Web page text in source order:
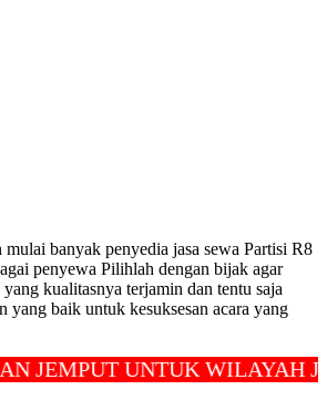
mulai banyak penyedia jasa sewa Partisi R8
penyewa Pilihlah dengan bijak agar
kualitasnya terjamin dan tentu saja
yang baik untuk kesuksesan acara yang
UNTUK WILAYAH